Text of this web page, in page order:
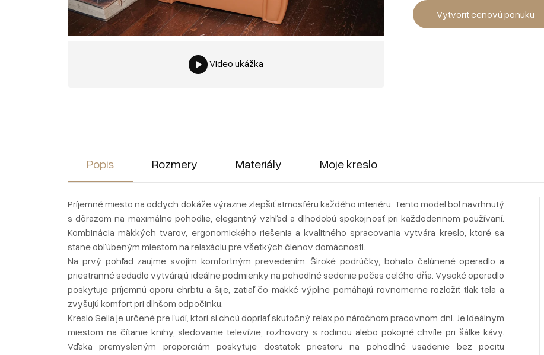
Video ukážka
Vytvoriť cenovú ponuku
Popis Rozmery Materiály Moje kreslo
Príjemné miesto na oddych dokáže výrazne zlepšiť atmosféru každého interiéru. Tento model bol navrhnutý
s dôrazom na maximálne pohodlie, elegantný vzhľad a dlhodobú spokojnosť pri každodennom používaní.
Kombinácia mäkkých tvarov, ergonomického riešenia a kvalitného spracovania vytvára kreslo, ktoré sa
stane obľúbeným miestom na relaxáciu pre všetkých členov domácnosti.
Na prvý pohľad zaujme svojím komfortným prevedením. Široké podrúčky, bohato čalúnené operadlo a
priestranné sedadlo vytvárajú ideálne podmienky na pohodlné sedenie počas celého dňa. Vysoké operadlo
poskytuje príjemnú oporu chrbtu a šije, zatiaľ čo mäkké výplne pomáhajú rovnomerne rozložiť tlak tela a
zvyšujú komfort pri dlhšom odpočinku.
Kreslo Sella je určené pre ľudí, ktorí si chcú dopriať skutočný relax po náročnom pracovnom dni. Je ideálnym
miestom na čítanie knihy, sledovanie televízie, rozhovory s rodinou alebo pokojné chvíle pri šálke kávy.
Vďaka premysleným proporciám poskytuje dostatok priestoru na pohodlné usadenie bez pocitu